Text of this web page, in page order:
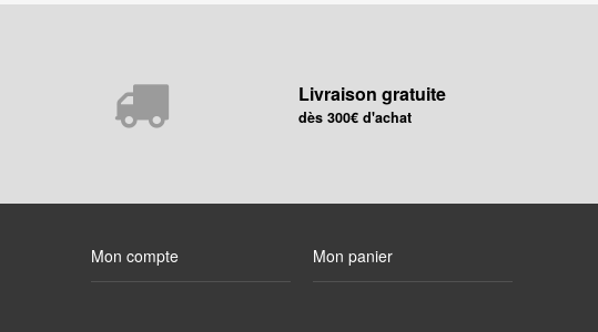
Livraison gratuite
dès 300€ d'achat
Mon compte Mon panier